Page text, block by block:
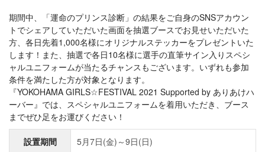
期間中、「運命のプリンス診断」の結果をご自身のSNSアカウン
トでシェアしていただいた画面を抽選ブースでお見せいただいた
方、各日先着1,000名様にオリジナルステッカーをプレゼントいた
します！また、抽選で各日10名様に選手の直筆サイン入りスペシ
ャルユニフォームが当たるチャンスもございます。いずれも参加
条件を満たした方が対象となります。
『YOKOHAMA GIRLS☆FESTIVAL 2021 Supported by ありあけハ
ーバー』では、スペシャルユニフォームを着用いただき、ブース
までぜひ足をお運びください！
設置期間 5月7日(金)～9日(日)